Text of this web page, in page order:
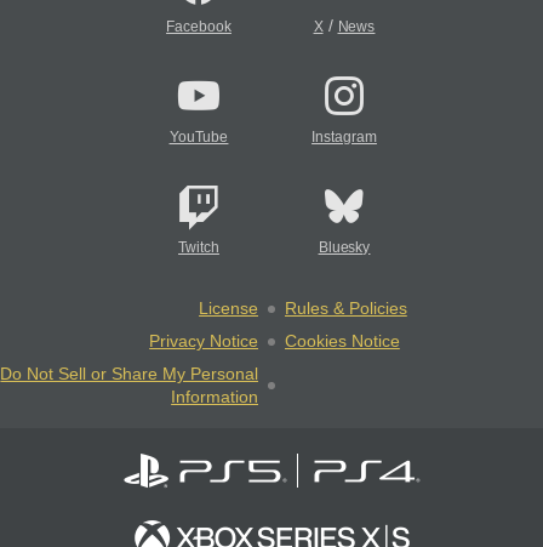
Facebook X/ News
YouTube Instagram
Twitch Bluesky
License
Rules & Policies
Privacy Notice
Cookies Notice
Do Not Sell or Share My Personal
Information